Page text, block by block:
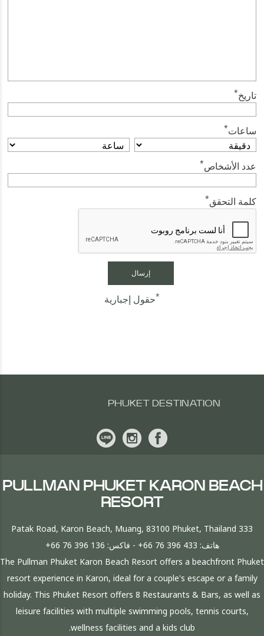
تاريخ*
ساعات*
عدد الأشخاص*
كلمة التحقق*
*حقول إجبارية
PHUKET DESTINATION
PULLMAN PHUKET KARON BEACH
RESORT
333 Patak Road, Karon Beach, Muang, 83100 Phuket, Thailand
هاتف: +66 76 396 433 - فاكس: +66 76 396 136
The Pullman Phuket Karon Beach Resort offers a beachfront Phuket
resort experience in Karon, ideal for a couple's escape or a family
holiday. This Phuket Resort offers 8 Restaurants & Bars, as well as
leisure facilities with multiple swimming pools, tennis courts,
wellness facilities and a kids club.